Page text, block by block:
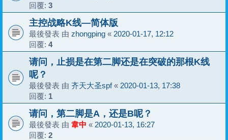
回覆: 3
主控战略K线—简体版
最後發表 由 zhongping « 2020-01-17, 12:12
回覆: 4
请问，止损是在第二脚还是在突破的那根K线
呢？
最後發表 由 齐天大圣spf« 2020-01-13, 17:38
回覆: 1
请问，第二脚是A，还是B呢？
最後發表 由 韋中 « 2020-01-13, 16:27
回覆: 2